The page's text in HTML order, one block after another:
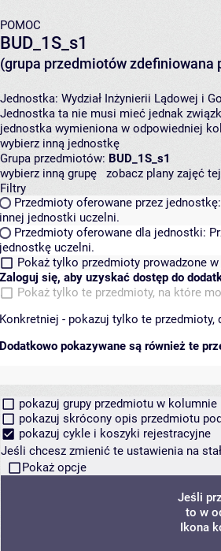
POMOC
BUD_1S_s1
(grupa przedmiotów zdefiniowana
Jednostka: Wydział Inżynierii Lądowej i
Jednostka ta nie musi mieć jednak
jednostka wymieniona w odpowiedniej
wybierz inną jednostkę
Grupa przedmiotów: BUD_1S_s1
wybierz inną grupę
zobacz plany zajęć
Filtry
Przedmioty oferowane przez jednostkę:
innej jednostki uczelni.
Przedmioty oferowane dla jednostki:
jednostkę uczelni.
Pokaż tylko przedmioty prowadzone
Zaloguj się, aby uzyskać dostęp do
Pokaż tylko te przedmioty, na które
Konkretniej - pokazuj tylko te
Dodatkowo pokazywane są również te
pokazuj grupy przedmiotu w kolumnie
pokazuj skrócony opis przedmiotu
pokazuj cykle i koszyki rejestracyjne
Jeśli chcesz zmienić te ustawienia na
Pokaż opcje
Jeśli
to w
Ikona